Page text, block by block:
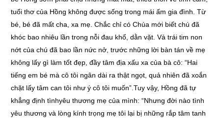
tuổi thơ của Hồng không được sống trong mái ấm gia đình. Từ
bé, bé đã mất cha, xa mẹ. Chắc chỉ có Chúa mới biết chú đã
khóc bao nhiêu lần trong nỗi đau khổ, dằn vặt. Và trái tim non
nớt của chú đã bao lần nức nở, trước những lời bàn tán về mẹ
không lấy gì làm tốt đẹp, đầy tâm địa xấu xa của bà cô: “Hai
tiếng em bé mà cô tôi ngân dài ra thật ngọt, quả nhiên đã xoắn
chặt lấy tâm can tôi như ý cô tôi muốn”.Tuy vậy, Hồng đã tự
khẳng định tìnhyêu thương mẹ của mình: “Nhưng đời nào tình
yêu thương và lòng kính trọng mẹ tôi lại bị những rắp tâm tanh